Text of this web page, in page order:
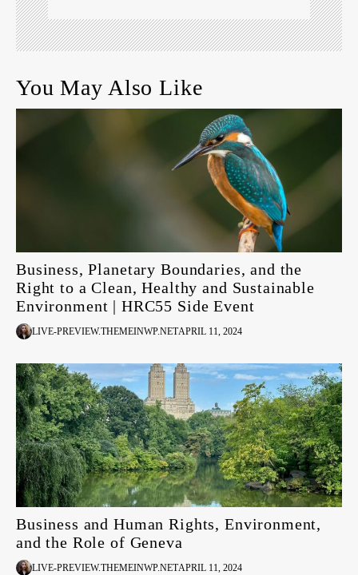
You May Also Like
Business, Planetary Boundaries, and the
Right to a Clean, Healthy and Sustainable
Environment | HRC55 Side Event
LIVE-PREVIEW.THEMEINWP.NETAPRIL 11, 2024
Business and Human Rights, Environment,
and the Role of Geneva
LIVE-PREVIEW.THEMEINWP.NETAPRIL 11, 2024